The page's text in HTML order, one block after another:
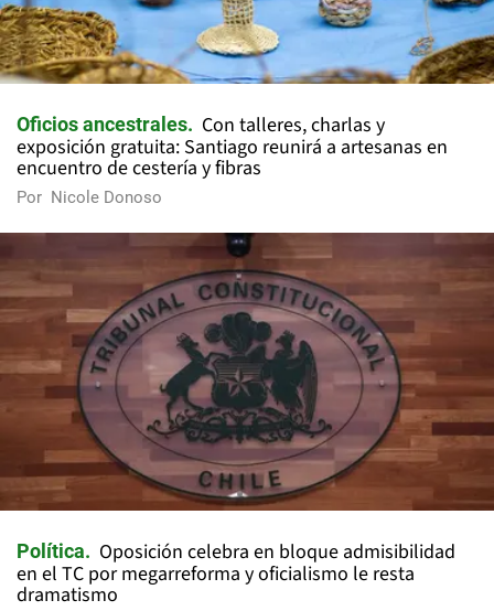
Oficios ancestrales
Con talleres, charlas y
exposición gratuita: Santiago reunirá a artesanas en
encuentro de cestería y fibras
Por Nicole Donoso
Política
Oposición celebra en bloque admisibilidad
en el TC por megarreforma y oficialismo le resta
dramatismo